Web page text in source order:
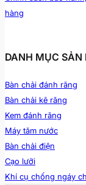
hàng
DANH MỤC SẢN
Bàn chải đánh răng
Bàn chải kẽ răng
Kem đánh răng
Máy tăm nước
Bàn chải điện
Cạo lưỡi
Khí cụ chống ngáy